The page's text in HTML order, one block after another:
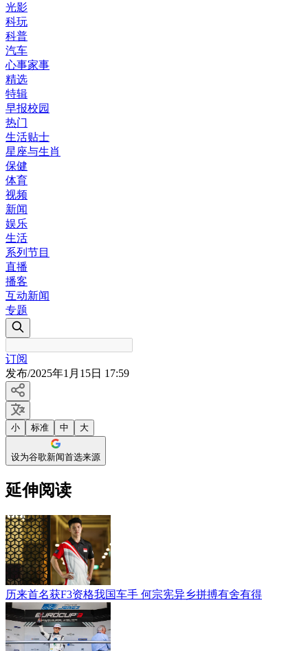
光影
科玩
科普
汽车
心事家事
精选
特辑
早报校园
热门
生活贴士
星座与生肖
保健
体育
视频
新闻
娱乐
生活
系列节目
直播
播客
互动新闻
专题
订阅
发布/2025年1月15日 17:59
小 标准 中 大
设为谷歌新闻首选来源
延伸阅读
历来首名获F3资格我国车手 何宗宪异乡拼搏有舍有得